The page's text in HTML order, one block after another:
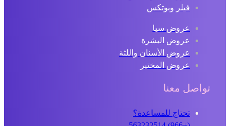
فيلر وبوتكس
عروض سبا
عروض البشرة
عروض الأسنان واللثة
عروض المختبر
تواصل معنا
تحتاج للمساعدة؟